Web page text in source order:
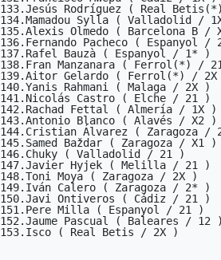
133.Jesús Rodríguez ( Real
134.Mamadou Sylla (
135.Alexis Olmedo (
136.Fernando Pacheco (
137.Rafel Bauzà ( Espanyol /
138.Fran Manzanara (
139.Aitor Gelardo ( Ferrol(*)
140.Yanis Rahmani ( Malaga /
141.Nicolás Castro ( Elche /
142.Rachad Fettal ( Almería /
143.Antonio Blanco ( Alavés /
144.Cristian Álvarez (
145.Samed Baždar ( Zaragoza
146.Chuky ( Valladolid / 21
147.Javier Hyjek ( Melilla /
148.Toni Moya ( Zaragoza /
149.Iván Calero ( Zaragoza /
150.Javi Ontiveros ( Cádiz /
151.Pere Milla ( Espanyol /
152.Jaume Pascual (
153.Isco ( Real Betis / 2X )